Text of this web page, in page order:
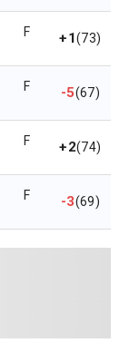
F +1(73)
F -5(67)
F +2(74)
F -3(69)